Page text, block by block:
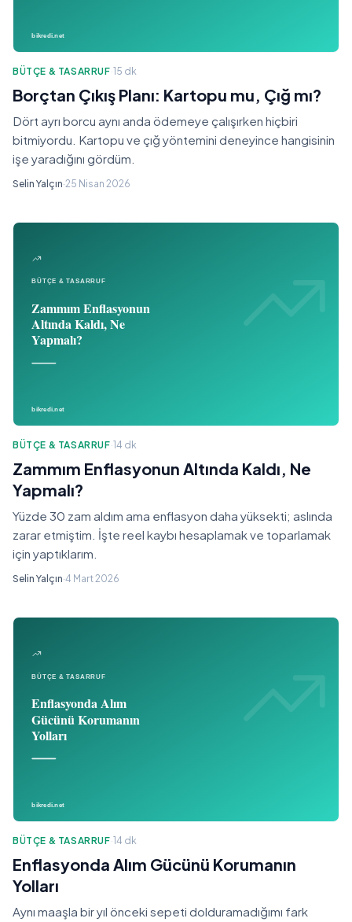
BÜTÇE & TASARRUF·15 dk
Borçtan Çıkış Planı: Kartopu mu, Çığ mı?
Dört ayrı borcu aynı anda ödemeye çalışırken hiçbiri
bitmiyordu. Kartopu ve çığ yöntemini deneyince hangisinin
işe yaradığını gördüm.
Selin Yalçın·25 Nisan 2026
BÜTÇE & TASARRUF·14 dk
Zammım Enflasyonun Altında Kaldı, Ne
Yapmalı?
Yüzde 30 zam aldım ama enflasyon daha yüksekti; aslında
zarar etmiştim. İşte reel kaybı hesaplamak ve toparlamak
için yaptıklarım.
Selin Yalçın·4 Mart 2026
BÜTÇE & TASARRUF·14 dk
Enflasyonda Alım Gücünü Korumanın
Yolları
Aynı maaşla bir yıl önceki sepeti dolduramadığımı fark